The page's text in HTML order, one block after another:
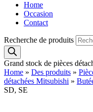
Home
Occasion
Contact
Recherche de produits
Grand stock de pièces
Home » Des produits »
détachées Mitsubishi »
SD, SE